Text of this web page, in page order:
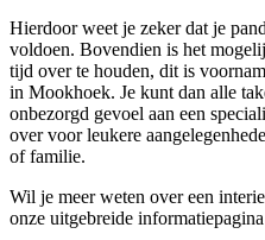
Hierdoor weet je zeker dat je
voldoen. Bovendien is het
tijd over te houden, dit is
in Mookhoek. Je kunt dan alle
onbezorgd gevoel aan een
over voor leukere
of familie.
Wil je meer weten over een
onze uitgebreide